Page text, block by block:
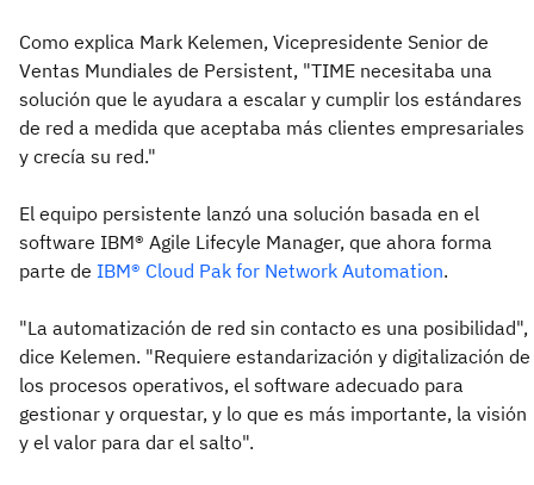
Como explica Mark Kelemen, Vicepresidente Senior de
Ventas Mundiales de Persistent, "TIME necesitaba una
solución que le ayudara a escalar y cumplir los estándares
de red a medida que aceptaba más clientes empresariales
y crecía su red."
El equipo persistente lanzó una solución basada en el
software IBM® Agile Lifecyle Manager, que ahora forma
parte de IBM® Cloud Pak for Network Automation.
"La automatización de red sin contacto es una posibilidad",
dice Kelemen. "Requiere estandarización y digitalización de
los procesos operativos, el software adecuado para
gestionar y orquestar, y lo que es más importante, la visión
y el valor para dar el salto".